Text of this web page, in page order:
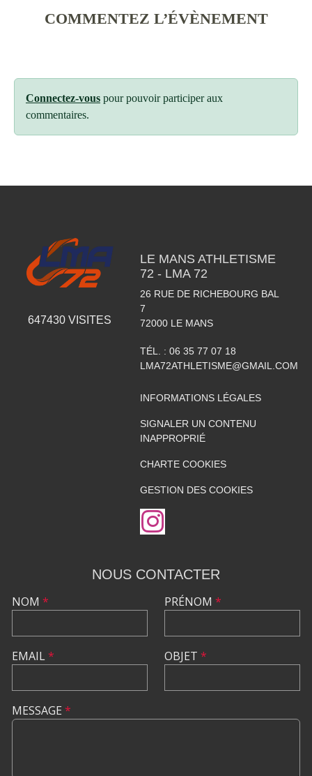
COMMENTEZ L’ÉVÈNEMENT
Connectez-vous pour pouvoir participer aux
commentaires.
647430 VISITES
LE MANS ATHLETISME
72 - LMA 72
26 RUE DE RICHEBOURG BAL
7
72000 LE MANS
TÉL. : 06 35 77 07 18
LMA72ATHLETISME@GMAIL.COM
INFORMATIONS LÉGALES
SIGNALER UN CONTENU
INAPPROPRIÉ
CHARTE COOKIES
GESTION DES COOKIES
NOUS CONTACTER
NOM *
EMAIL*
PRÉNOM *
OBJET *
MESSAGE *